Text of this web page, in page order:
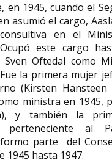
en 1945, cuando el
asumió el cargo,
en el
Ocupó este cargo
Sven Oftedal como
Fue la primera mujer
(Kirsten Hansteen
ministra en 1945,
y también la
perteneciente al
parte del
1945 hasta 1947.